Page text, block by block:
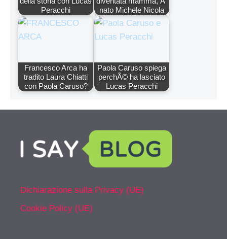
Peracchi
nato Michele Nicola
Francesco Arca ha
tradito Laura Chiatti
con Paola Caruso?
Paola Caruso spiega
perchÃ© ha lasciato
Lucas Peracchi
Dichiarazione sulla Privacy (UE)
Cookie Policy (UE)